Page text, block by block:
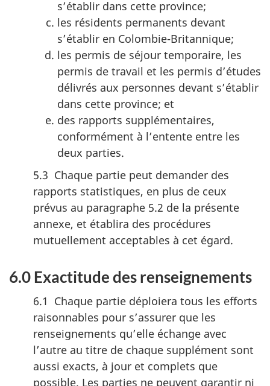
s’établir dans cette province;
les résidents permanents devant
s’établir en Colombie-Britannique;
les permis de séjour temporaire, les
permis de travail et les permis d’études
délivrés aux personnes devant s’établir
dans cette province; et
des rapports supplémentaires,
conformément à l’entente entre les
deux parties.
5.3 Chaque partie peut demander des
rapports statistiques, en plus de ceux
prévus au paragraphe 5.2 de la présente
annexe, et établira des procédures
mutuellement acceptables à cet égard.
6.0 Exactitude des renseignements
6.1 Chaque partie déploiera tous les efforts
raisonnables pour s’assurer que les
renseignements qu’elle échange avec
l’autre au titre de chaque supplément sont
aussi exacts, à jour et complets que
possible. Les parties ne peuvent garantir ni